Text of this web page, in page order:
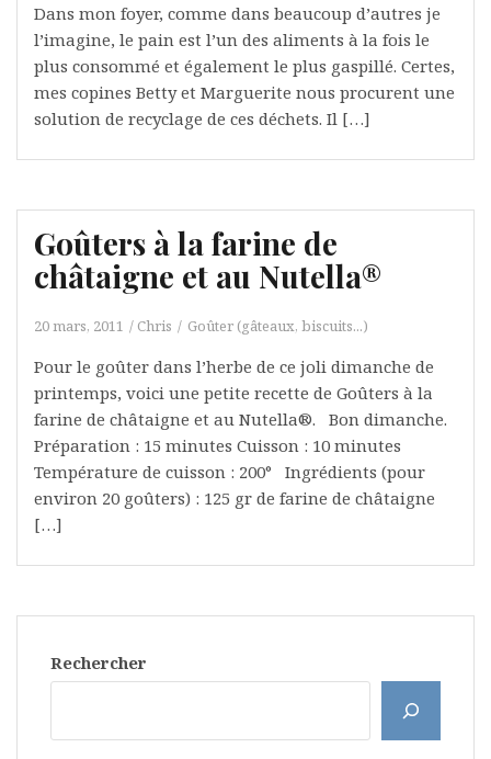
Dans mon foyer, comme dans beaucoup d’autres je
l’imagine, le pain est l’un des aliments à la fois le
plus consommé et également le plus gaspillé. Certes,
mes copines Betty et Marguerite nous procurent une
solution de recyclage de ces déchets. Il […]
Goûters à la farine de
châtaigne et au Nutella®
20 mars, 2011 Chris Goûter (gâteaux, biscuits...)
Pour le goûter dans l’herbe de ce joli dimanche de
printemps, voici une petite recette de Goûters à la
farine de châtaigne et au Nutella®. Bon dimanche.
Préparation : 15 minutes Cuisson : 10 minutes
Température de cuisson : 200° Ingrédients (pour
environ 20 goûters) : 125 gr de farine de châtaigne
[…]
Rechercher